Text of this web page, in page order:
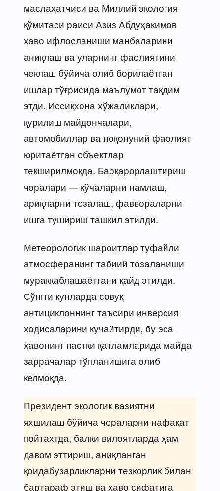
маслаҳатчиси ва Миллий экология
қўмитаси раиси Азиз Абдуҳакимов
ҳаво ифлосланиши манбаларини
аниқлаш ва уларнинг фаолиятини
чеклаш бўйича олиб борилаётган
ишлар тўғрисида маълумот тақдим
этди. Иссиқхона хўжаликлари,
қурилиш майдончалари,
автомобиллар ва ноқонуний фаолият
юритаётган объектлар
текширилмоқда. Барқарорлаштириш
чоралари — кўчаларни намлаш,
ариқларни тозалаш, фаввораларни
ишга тушириш ташкил этилди.
Метеорологик шароитлар туфайли
атмосферанинг табиий тозаланиши
мураккаблашаётгани қайд этилди.
Сўнгги кунларда совуқ
антициклоннинг таъсири инверсия
ҳодисаларини кучайтирди, бу эса
ҳавонинг пастки қатламларида майда
заррачалар тўпланишига олиб
келмоқда.
Президент экологик вазиятни
яхшилаш бўйича чораларни нафақат
пойтахтда, балки вилоятларда ҳам
давом эттириш, аниқланган
қоидабузарликларни тезкорлик билан
бартараф этиш ва ҳаво сифатига